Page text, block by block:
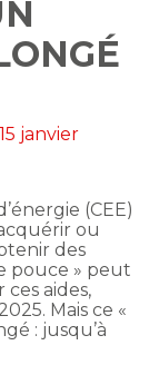
janvier
(CEE)
ou
des
pouce » peut
aides,
Mais ce «
: jusqu’à